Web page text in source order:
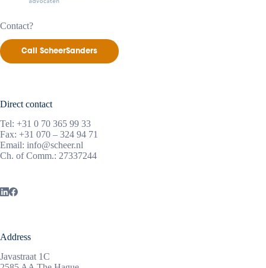
Contact?
Call ScheerSanders
Direct contact
Tel: +31 0 70 365 99 33
Fax: +31 070 – 324 94 71
Email: info@scheer.nl
Ch. of Comm.: 27337244
Address
Javastraat 1C